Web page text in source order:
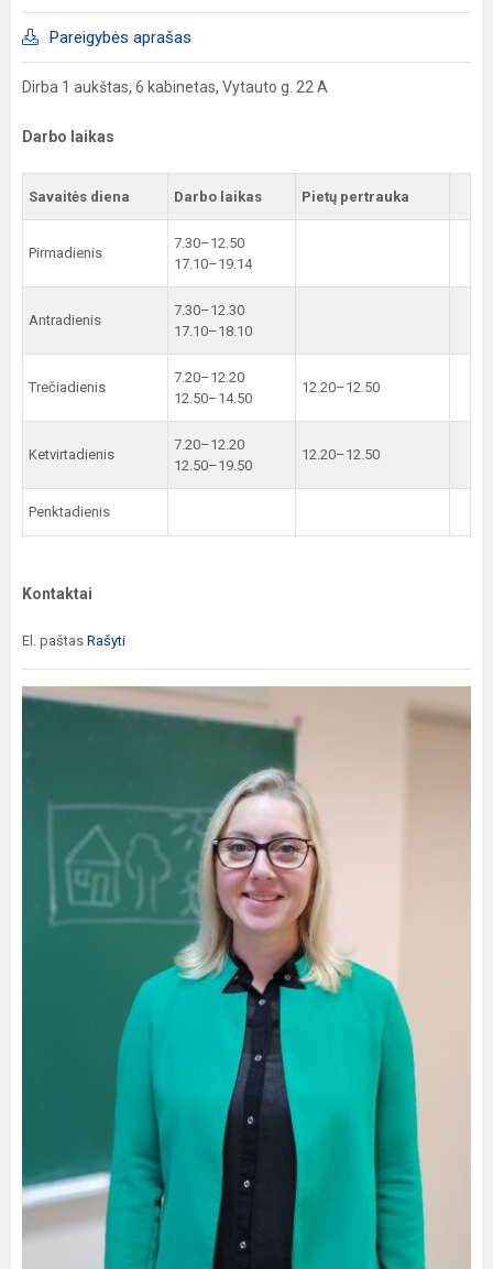
Pareigybės aprašas
Dirba 1 aukštas, 6 kabinetas, Vytauto g. 22 A
Darbo laikas
Savaitės diena Darbo laikas Pietų pertrauka
Pirmadienis
7.30–12.50
17.10–19.14
Antradienis
7.30–12.30
17.10–18.10
Trečiadienis
7.20–12.20
12.50–14.50
12.20–12.50
Ketvirtadienis
7.20–12.20
12.50–19.50
12.20–12.50
Penktadienis
Kontaktai
El. paštas Rašyti